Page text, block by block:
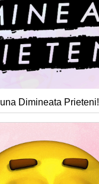
Dimineata Prieteni!